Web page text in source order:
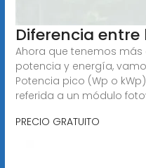
Diferencia entre
Ahora que tenemos
potencia y energía,
Potencia pico (Wp o
referida a un módulo
PRECIO GRATUITO